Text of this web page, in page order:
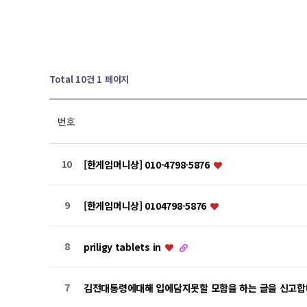
Total 10건1 페이지
번호
10 [한​게임​머니​상] 01​0-​47​98​-5​87​6
9 [한​게임​머니​상] 01​04​79​8-​58​76
8 priligy tablets in
7 김전대통령에대해 입에담지못할 모함을 하는 글을 신고합